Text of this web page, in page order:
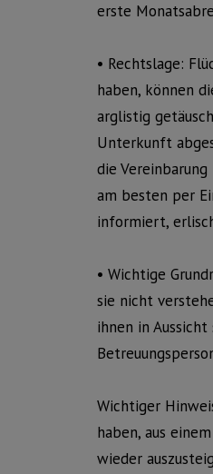
erste
• Rechtslage:
haben, können
arglistig
Unterkunft
die
am besten per
informiert,
• Wichtige
sie nicht
ihnen in
Wichtiger
haben, aus
wieder